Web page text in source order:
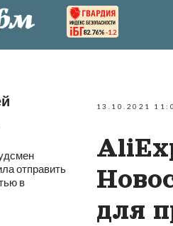
82.76% -1.2
отправить
в
13.10.2021
для